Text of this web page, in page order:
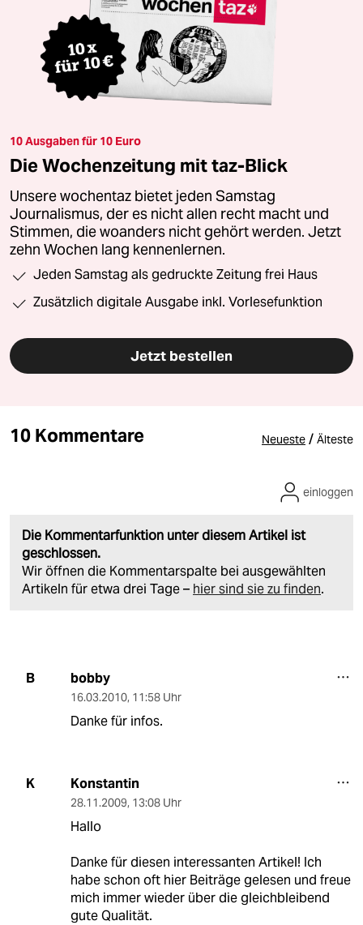
10 Ausgaben für 10 Euro
Die Wochenzeitung mit taz-Blick
Unsere wochentaz bietet jeden Samstag
Journalismus, der es nicht allen recht macht und
Stimmen, die woanders nicht gehört werden. Jetzt
zehn Wochen lang kennenlernen.
Jeden Samstag als gedruckte Zeitung frei Haus
Zusätzlich digitale Ausgabe inkl. Vorlesefunktion
Jetzt bestellen
10 Kommentare Neueste / Älteste
Die Kommentarfunktion unter diesem Artikel ist
geschlossen.
Wir öffnen die Kommentarspalte bei ausgewählten
Artikeln für etwa drei Tage – hier sind sie zu finden.
einloggen
B bobby
16.03.2010, 11:58 Uhr
Danke für infos.
K Konstantin
28.11.2009, 13:08 Uhr
Hallo
Danke für diesen interessanten Artikel! Ich
habe schon oft hier Beiträge gelesen und freue
mich immer wieder über die gleichbleibend
gute Qualität.